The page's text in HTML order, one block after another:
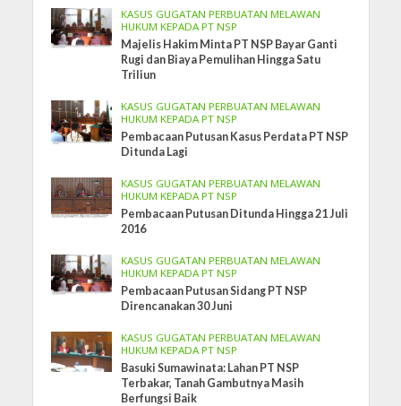
KASUS GUGATAN PERBUATAN MELAWAN
HUKUM KEPADA PT NSP
Majelis Hakim Minta PT NSP Bayar Ganti
Rugi dan Biaya Pemulihan Hingga Satu
Triliun
KASUS GUGATAN PERBUATAN MELAWAN
HUKUM KEPADA PT NSP
Pembacaan Putusan Kasus Perdata PT NSP
Ditunda Lagi
KASUS GUGATAN PERBUATAN MELAWAN
HUKUM KEPADA PT NSP
Pembacaan Putusan Ditunda Hingga 21 Juli
2016
KASUS GUGATAN PERBUATAN MELAWAN
HUKUM KEPADA PT NSP
Pembacaan Putusan Sidang PT NSP
Direncanakan 30 Juni
KASUS GUGATAN PERBUATAN MELAWAN
HUKUM KEPADA PT NSP
Basuki Sumawinata: Lahan PT NSP
Terbakar, Tanah Gambutnya Masih
Berfungsi Baik